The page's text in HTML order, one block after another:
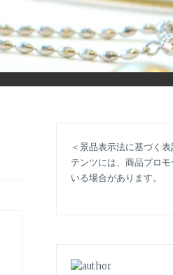
ち情報やコラムで大人のおしゃれ
＜景品表示法に基づく
テンツには、商品プロ
いる場合があります。